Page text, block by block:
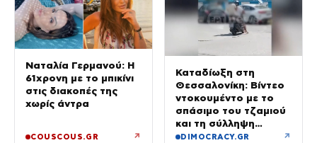
Ναταλία Γερμανού: Η
61χρονη με το μπικίνι
στις διακοπές της
χωρίς άντρα
COUSCOUS.GR ↗
Καταδίωξη στη
Θεσσαλονίκη: Βίντεο
ντοκουμέντο με το
σπάσιμο του τζαμιού
και τη σύλληψη
37χρονου με
DIMOCRACY.GR ↗